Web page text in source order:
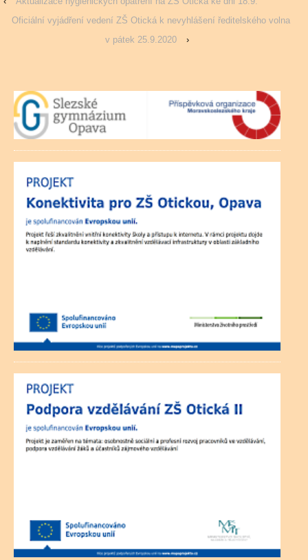
Oficiální vyjádření vedení ZŠ Otická k nevyhlášení ředitelského volna
v pátek 25.9.2020
›